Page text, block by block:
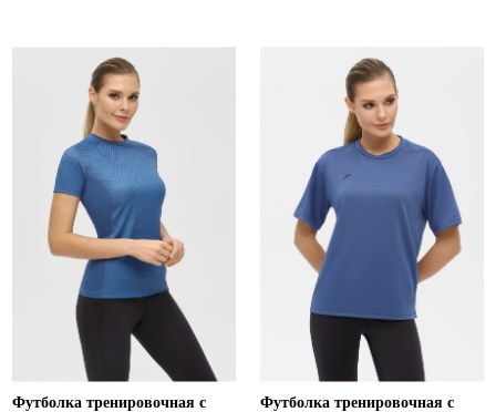
Футболка тренировочная с Футболка тренировочная с